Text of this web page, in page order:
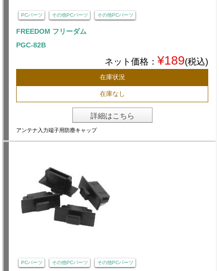
PCパーツ その他PCパーツ その他PCパーツ
FREEDOM フリーダム
PGC-82B
ネット価格： ¥189(税込)
在庫状況
在庫なし
詳細はこちら
アンテナ入力端子用防塵キャップ
PCパーツ その他PCパーツ その他PCパーツ